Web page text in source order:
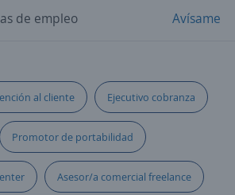
de empleo Avísame
al cliente Ejecutivo cobranza
Promotor de portabilidad
Asesor/a comercial freelance